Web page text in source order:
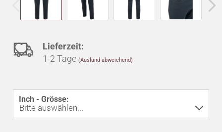
Auf
den
Lieferzeit:
1-2 Tage(Ausland abweichend)
Inch - Grösse: